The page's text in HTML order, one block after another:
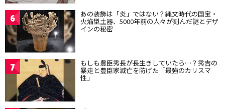
6 あの装飾は「炎」ではない？縄文時代の国宝・
火焔型土器、5000年前の人々が刻んだ謎とデザ
インの秘密
7 もしも豊臣秀長が長生きしていたら…？秀吉の
暴走と豊臣家滅亡を防げた「最強のカリスマ
性」